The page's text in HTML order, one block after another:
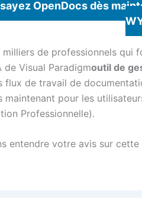
OpenDocs dès
milliers de professionnels qui
de Visual Paradigmoutil de
flux de travail de
maintenant pour les
Professionnelle).
entendre votre avis sur